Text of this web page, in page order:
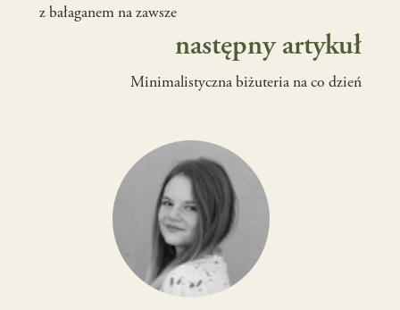
z bałaganem na zawsze
następny artykuł
Minimalistyczna biżuteria na co dzień